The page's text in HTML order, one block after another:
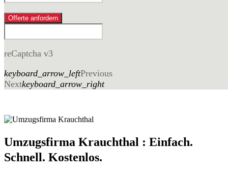
Offerte anfordern
reCaptcha v3
keyboard_arrow_leftPrevious
Nextkeyboard_arrow_right
Umzugsfirma Krauchthal : Einfach.
Schnell. Kostenlos.